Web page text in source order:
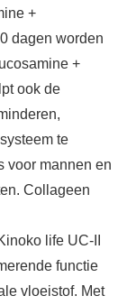
+
dagen worden
+
ook de
te
voor mannen en
Collageen
life UC-II
functie
vloeistof. Met